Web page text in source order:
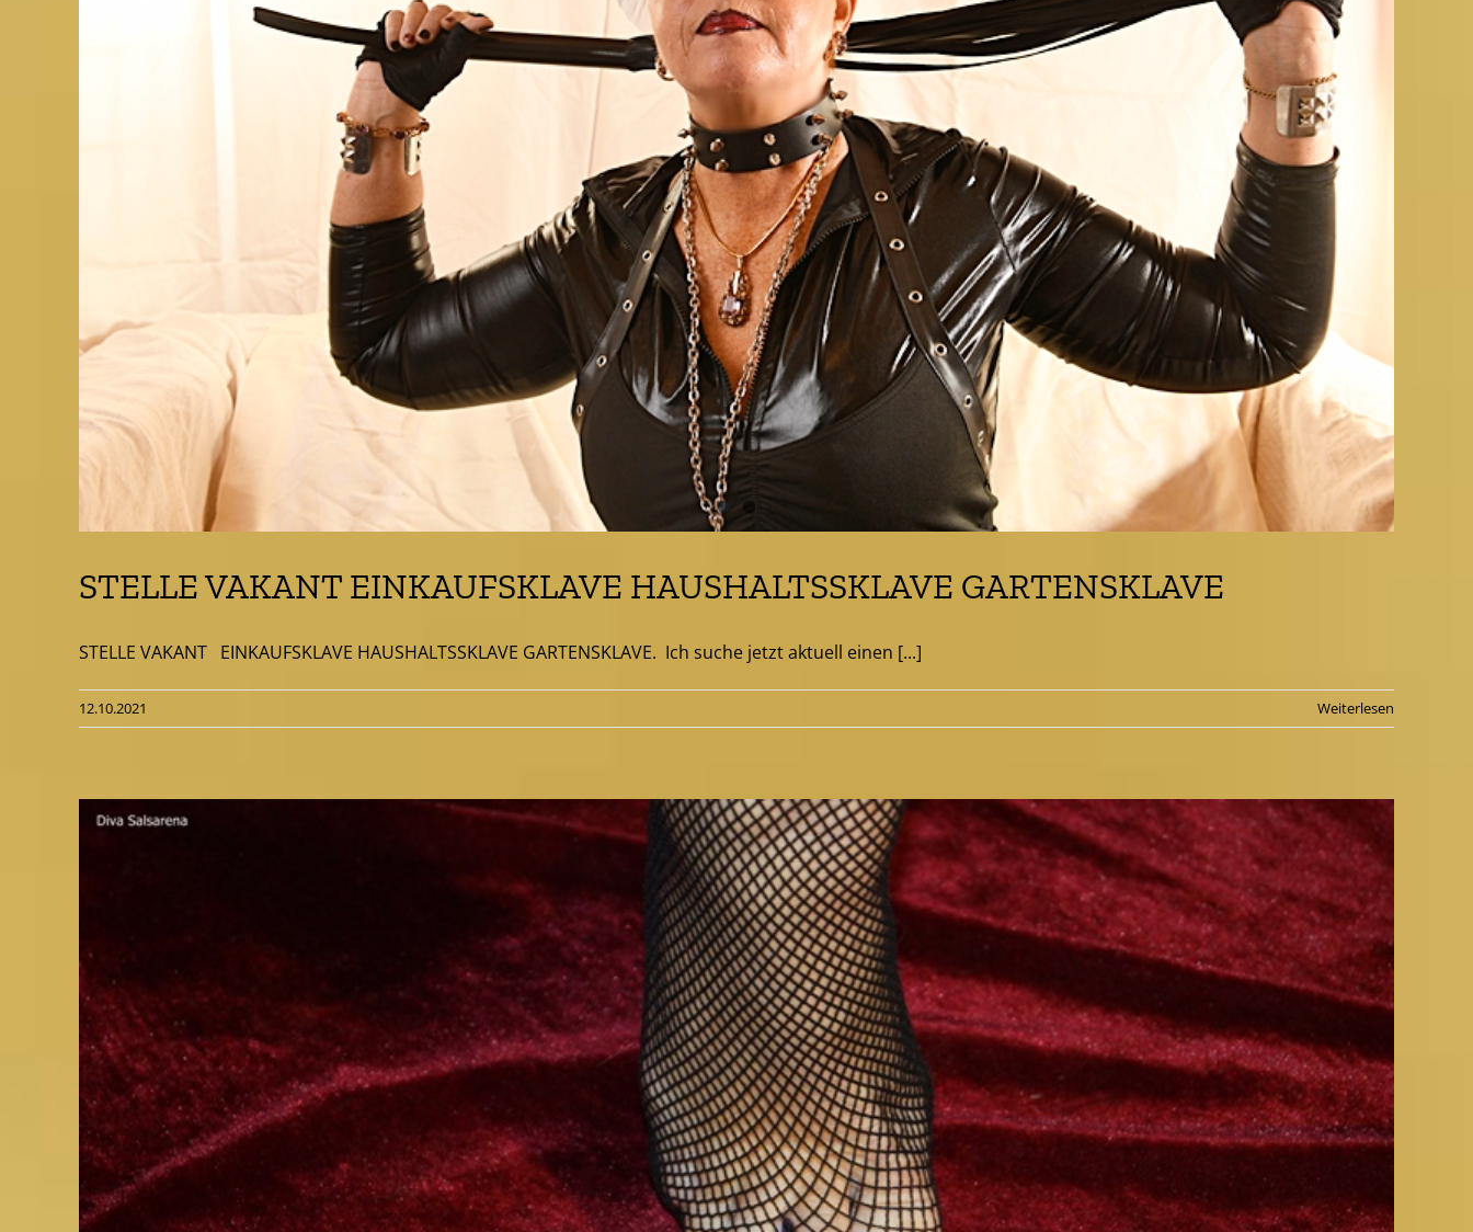
STELLE VAKANT EINKAUFSKLAVE HAUSHALTSSKLAVE GARTENSKLAVE
STELLE VAKANT EINKAUFSKLAVE HAUSHALTSSKLAVE GARTENSKLAVE. Ich suche jetzt aktuell einen [...]
12.10.2021 Weiterlesen